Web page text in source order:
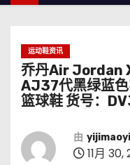
运动鞋资讯
乔丹Air Jordan
AJ37代黑绿蓝
篮球鞋 货号：
由
11月 30,